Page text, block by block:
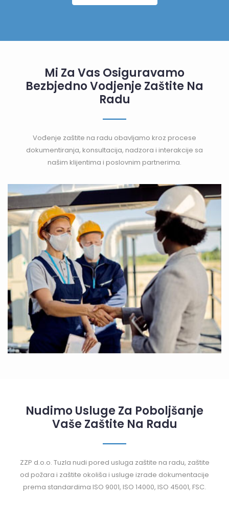
Mi Za Vas Osiguravamo
Bezbjedno Vodjenje Zaštite Na
Radu
Vođenje zaštite na radu obavljamo kroz procese
dokumentiranja, konsultacija, nadzora i interakcije sa
našim klijentima i poslovnim partnerima.
Nudimo Usluge Za Poboljšanje
Vaše Zaštite Na Radu
ZZP d.o.o. Tuzla nudi pored usluga zaštite na radu, zaštite
od požara i zaštite okoliša i usluge izrade dokumentacije
prema standardima ISO 9001, ISO 14000, ISO 45001, FSC.